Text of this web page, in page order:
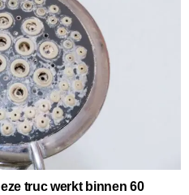
truc werkt binnen 60